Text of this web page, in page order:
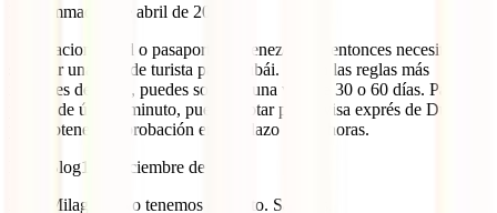
Muhammad
17 de abril de 2024
Si tu nacionalidad o pasaporte es venezolano, entonces necesitas
solicitar una visa de turista para Dubái. Según las reglas más
recientes de 2024, puedes solicitar una visa de 30 o 60 días. Para
planes de último minuto, puedes optar por la visa exprés de Dubái
para obtener la aprobación en un plazo de 24 horas.
IATI Blog1 de diciembre de 2023
Hola Milagros. No tenemos ese dato. Saludos.